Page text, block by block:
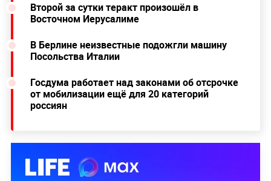
Второй за сутки теракт произошёл в
Восточном Иерусалиме
В Берлине неизвестные подожгли машину
Посольства Италии
Госдума работает над законами об отсрочке
от мобилизации ещё для 20 категорий
россиян